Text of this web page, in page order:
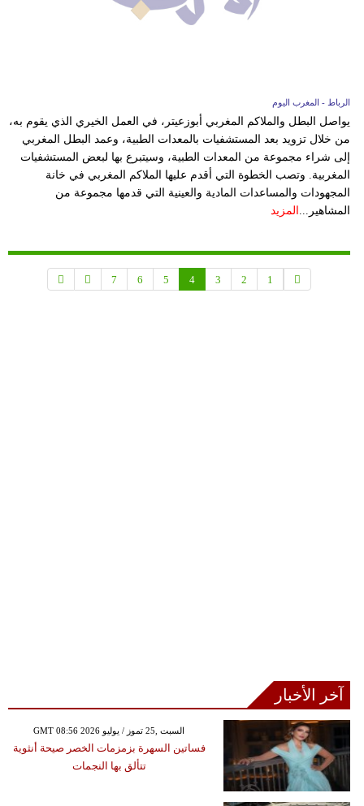
الرباط - المغرب اليوم
يواصل البطل والملاكم المغربي أبوزعيتر، في العمل الخيري الذي يقوم به،
من خلال تزويد بعد المستشفيات بالمعدات الطبية، وعمد البطل المغربي
إلى شراء مجموعة من المعدات الطبية، وسيتبرع بها لبعض المستشفيات
المغربية. وتصب الخطوة التي أقدم عليها الملاكم المغربي في خانة
المجهودات والمساعدات المادية والعينية التي قدمها مجموعة من
المشاهير... المزيد
1
2
3
4
5
6
7
آخر الأخبار
GMT 08:56 2026 السبت ,25 تموز / يوليو
فساتين السهرة بزمزمات الخصر صيحة أنثوية
تتألق بها النجمات